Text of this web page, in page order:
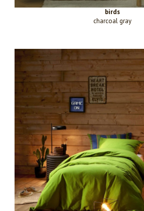
birds
charcoal gray